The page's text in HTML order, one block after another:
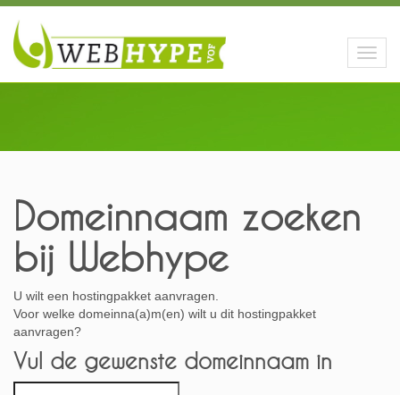
Domeinnaam zoeken
bij Webhype
U wilt een hostingpakket aanvragen.
Voor welke domeinna(a)m(en) wilt u dit hostingpakket
aanvragen?
Vul de gewenste domeinnaam in